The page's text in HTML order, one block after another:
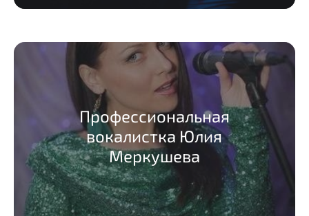
Профессиональная
вокалистка Юлия
Меркушева